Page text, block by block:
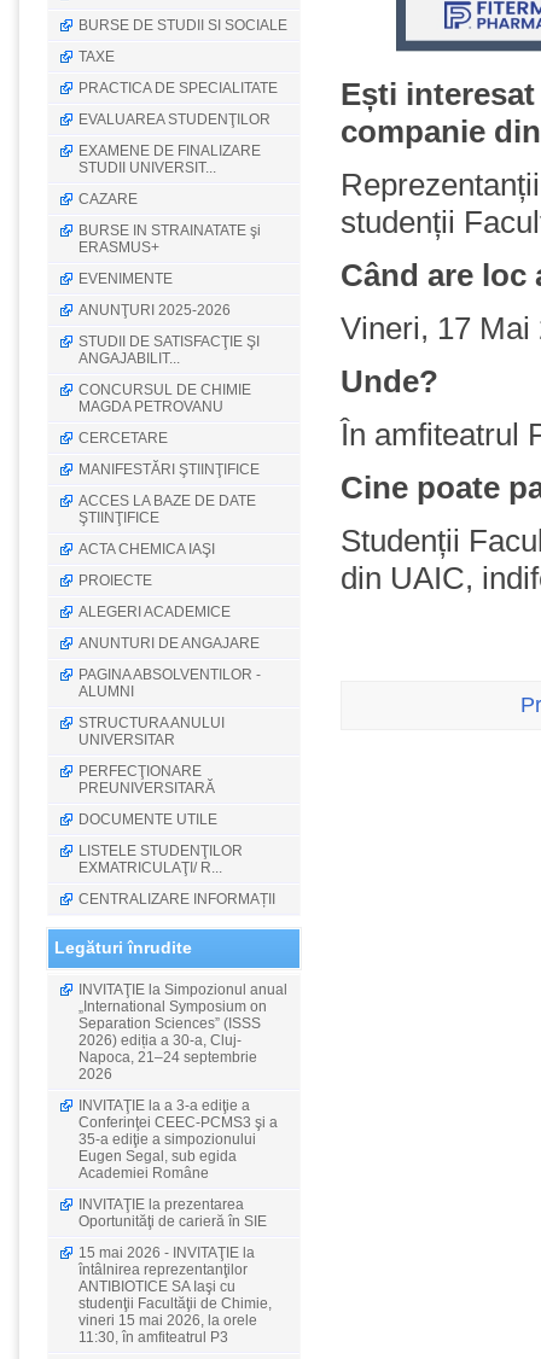
BURSE DE STUDII SI SOCIALE
TAXE
PRACTICA DE SPECIALITATE
EVALUAREA STUDENŢILOR
EXAMENE DE FINALIZARE
STUDII UNIVERSIT...
CAZARE
BURSE IN STRAINATATE şi
ERASMUS+
EVENIMENTE
ANUNŢURI 2025-2026
STUDII DE SATISFACŢIE ŞI
ANGAJABILIT...
CONCURSUL DE CHIMIE
MAGDA PETROVANU
CERCETARE
MANIFESTĂRI ŞTIINŢIFICE
ACCES LA BAZE DE DATE
ŞTIINŢIFICE
ACTA CHEMICA IAŞI
PROIECTE
ALEGERI ACADEMICE
ANUNTURI DE ANGAJARE
PAGINA ABSOLVENTILOR -
ALUMNI
STRUCTURA ANULUI
UNIVERSITAR
PERFECŢIONARE
PREUNIVERSITARĂ
DOCUMENTE UTILE
LISTELE STUDENŢILOR
EXMATRICULAŢI/ R...
CENTRALIZARE INFORMAȚII
Legături înrudite
INVITAŢIE la Simpozionul anual
„International Symposium on
Separation Sciences” (ISSS
2026) ediția a 30-a, Cluj-
Napoca, 21–24 septembrie
2026
INVITAŢIE la a 3-a ediţie a
Conferinţei CEEC-PCMS3 şi a
35-a ediţie a simpozionului
Eugen Segal, sub egida
Academiei Române
INVITAŢIE la prezentarea
Oportunităţi de carieră în SIE
15 mai 2026 - INVITAŢIE la
întâlnirea reprezentanţilor
ANTIBIOTICE SA Iaşi cu
studenţii Facultăţii de Chimie,
vineri 15 mai 2026, la orele
11:30, în amfiteatrul P3
Ești
companie
studenții
Când are loc
Vineri, 17 Mai
Unde?
În amfiteatrul
Cine poate
Studenții
din UAIC,